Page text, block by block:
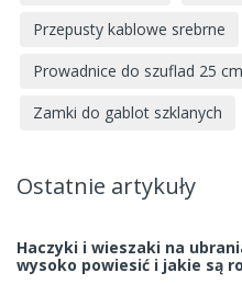
Przepusty kablowe srebrne
Prowadnice do szuflad 25 cm
Zamki do gablot szklanych
Ostatnie artykuły
Haczyki i wieszaki na
wysoko powiesić i jakie są